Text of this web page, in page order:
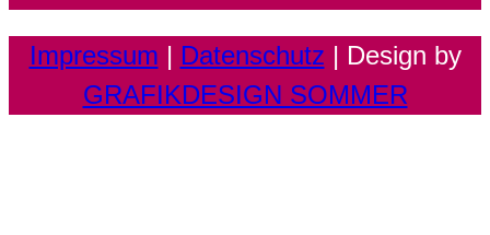
Impressum | Datenschutz | Design by
GRAFIKDESIGN SOMMER